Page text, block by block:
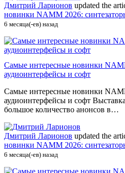
Дмитрий Ларионов updated the
новинки NAMM 2026:
6 месяца(-ев) назад
Самые интересные новинки
аудиоинтерфейсы и софт
Самые интересные новинки
аудиоинтерфейсы и софт
большое количество анонсов в…
Дмитрий Ларионов updated the
новинки NAMM 2026:
6 месяца(-ев) назад